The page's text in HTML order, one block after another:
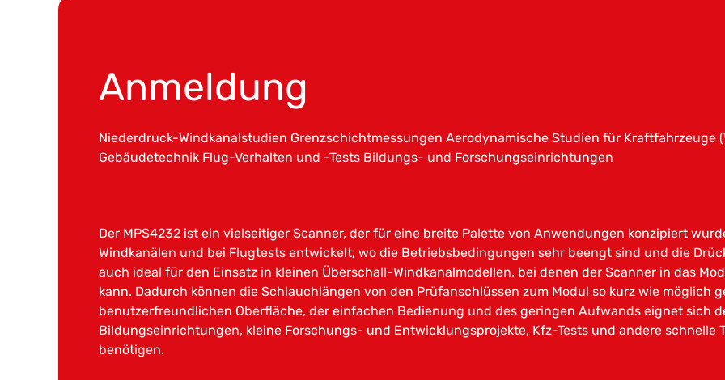
Anmeldung
Niederdruck-Windkanalstudien Grenzschichtmessungen Aerodynamische Studien für Kraftfahrzeuge
Gebäudetechnik Flug-Verhalten und -Tests Bildungs- und Forschungseinrichtungen
Der MPS4232 ist ein vielseitiger Scanner, der für eine breite Palette von Anwendungen konzipiert
Windkanälen und bei Flugtests entwickelt, wo die Betriebsbedingungen sehr beengt sind und die
auch ideal für den Einsatz in kleinen Überschall-Windkanalmodellen, bei denen der Scanner in das
kann. Dadurch können die Schlauchlängen von den Prüfanschlüssen zum Modul so kurz wie möglich
benutzerfreundlichen Oberfläche, der einfachen Bedienung und des geringen Aufwands eignet sich
Bildungseinrichtungen, kleine Forschungs- und Entwicklungsprojekte, Kfz-Tests und andere schnelle
benötigen.